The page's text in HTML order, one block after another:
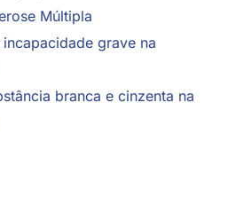
Múltipla
grave na
branca e cinzenta na